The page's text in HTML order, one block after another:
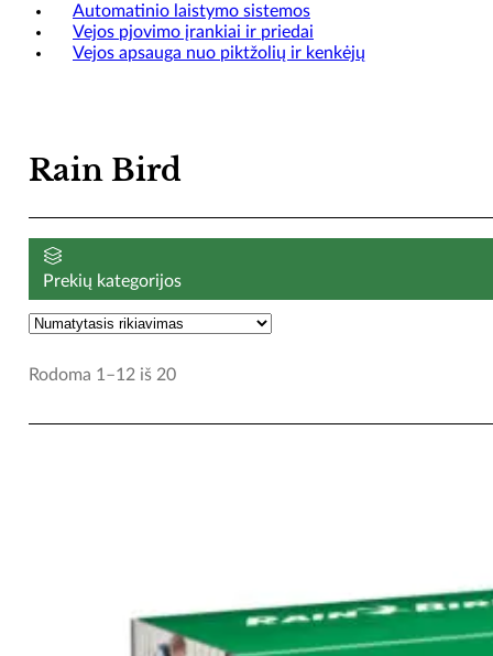
Automatinio laistymo sistemos
Vejos pjovimo įrankiai ir priedai
Vejos apsauga nuo piktžolių ir kenkėjų
Rain Bird
Prekių kategorijos
Rodoma 1–12 iš 20